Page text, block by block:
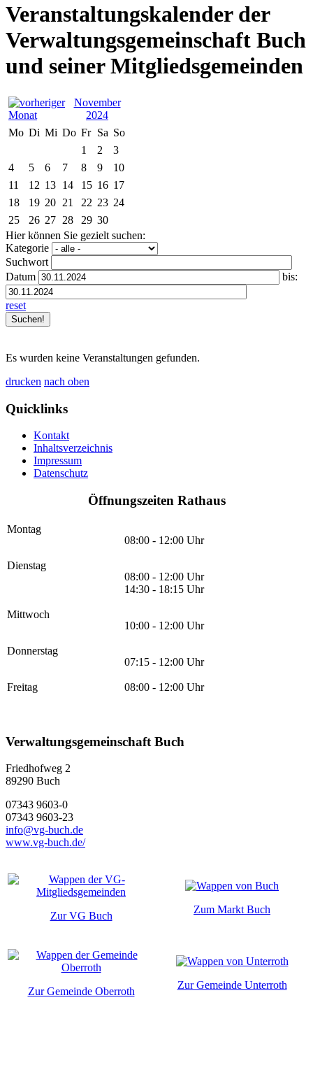
Veranstaltungskalender der
Verwaltungsgemeinschaft Buch
und seiner Mitgliedsgemeinden
November
2024
Mo Di Mi Do Fr Sa So
1
2
3
4
5 6 7 8 9
10
11
12 13 14 15 16 17
18
19 20 21 22 23 24
25
26 27 28 29 30
Hier können Sie gezielt suchen:
Kategorie
Suchwort
Datum
bis:
reset
Es wurden keine Veranstaltungen gefunden.
drucken nach oben
Quicklinks
Kontakt
Inhaltsverzeichnis
Impressum
Datenschutz
Öffnungszeiten Rathaus
Montag
08:00 - 12:00 Uhr
Dienstag
08:00 - 12:00 Uhr
14:30 - 18:15 Uhr
Mittwoch
10:00 - 12:00 Uhr
Donnerstag
07:15 - 12:00 Uhr
Freitag 08:00 - 12:00 Uhr
Verwaltungsgemeinschaft Buch
Friedhofweg 2
89290 Buch
07343 9603-0
07343 9603-23
info@vg-buch.de
www.vg-buch.de/
Zur VG Buch
Zum Markt Buch
Zur Gemeinde Oberroth
Zur Gemeinde Unterroth